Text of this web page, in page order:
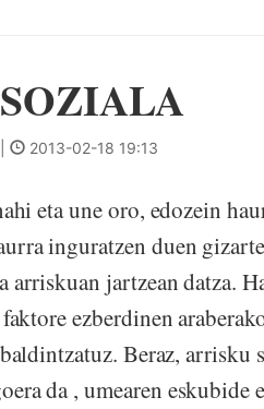
2013-02-18 19:13
eta une oro, edozein
inguratzen duen
arriskuan jartzean datza.
ezberdinen
Beraz,
da , umearen